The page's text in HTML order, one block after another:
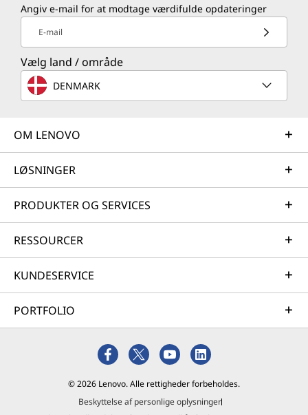
Angiv e-mail for at modtage værdifulde opdateringer
E-mail
Vælg land / område
DENMARK
OM LENOVO
LØSNINGER
PRODUKTER OG SERVICES
RESSOURCER
KUNDESERVICE
PORTFOLIO
© 2026 Lenovo. Alle rettigheder forbeholdes.
Beskyttelse af personlige oplysninger